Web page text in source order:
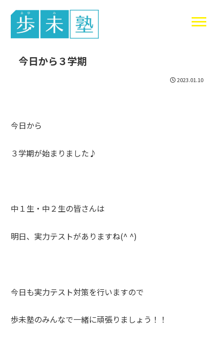
東谷中生の
今日から３学期
2023.01.10
今日から
３学期が始まりました♪
中１生・中２生の皆さんは
明日、実力テストがありますね(^ ^)
今日も実力テスト対策を行いますので
歩未塾のみんなで一緒に頑張りましょう！！